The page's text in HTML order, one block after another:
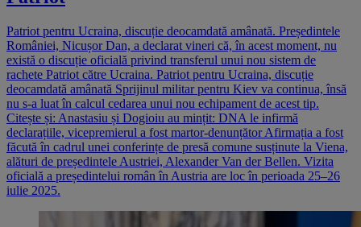
Patriot pentru Ucraina, discuție deocamdată amânată. Președintele
României, Nicușor Dan, a declarat vineri că, în acest moment, nu
există o discuție oficială privind transferul unui nou sistem de
rachete Patriot către Ucraina. Patriot pentru Ucraina, discuție
deocamdată amânată Sprijinul militar pentru Kiev va continua, însă
nu s-a luat în calcul cedarea unui nou echipament de acest tip.
Citește și: Anastasiu și Dogioiu au mințit: DNA le infirmă
declarațiile, vicepremierul a fost martor-denunțător Afirmația a fost
făcută în cadrul unei conferințe de presă comune susținute la Viena,
alături de președintele Austriei, Alexander Van der Bellen. Vizita
oficială a președintelui român în Austria are loc în perioada 25–26
iulie 2025.